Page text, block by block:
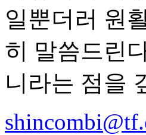
일뿐더러 원
히 말씀드린
니라는 점을